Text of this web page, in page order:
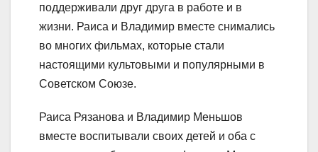
поддерживали друг друга в работе и в
жизни. Раиса и Владимир вместе снимались
во многих фильмах, которые стали
настоящими культовыми и популярными в
Советском Союзе.
Раиса Рязанова и Владимир Меньшов
вместе воспитывали своих детей и оба с